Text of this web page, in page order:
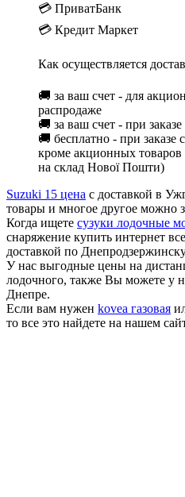
💳 ПриватБанк
💳 Кредит Маркет
Как осуществляется
🚚 за ваш счет - для
распродаже
🚚 за ваш счет - при
🚚 бесплатно - при
кроме акционных товаров
на склад Нової Пошти)
Suzuki 15 цена с доставкой в
товары и многое другое можно
Когда ищете сузуки лодочные
снаряжение купить интернет
доставкой по
У нас выгодные цены на
лодочного, также Вы можете у
Днепре.
Если вам нужен kovea газовая
то все это найдете на нашем